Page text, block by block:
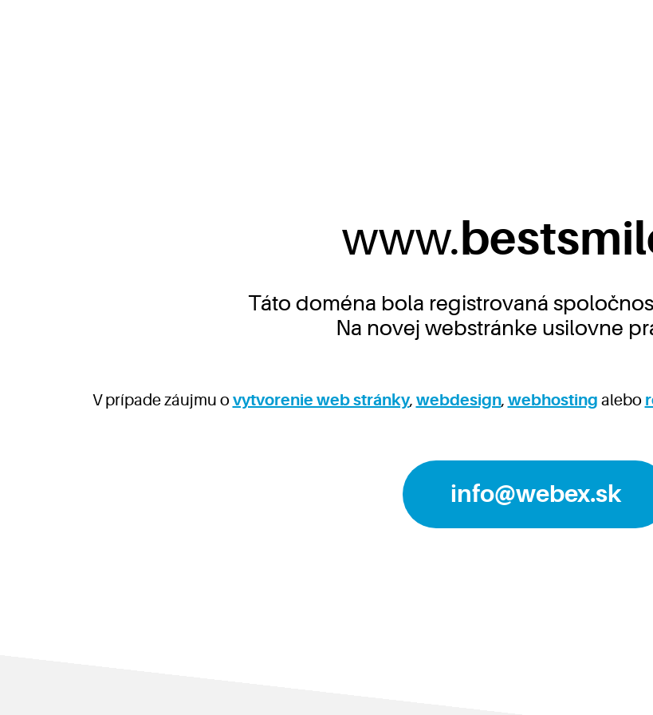
www.
Táto doména bola registrovaná
Na novej webstránke usilovne
V prípade záujmu ovytvorenie web stránky, webdesign, webhosting alebo
info@webex.sk